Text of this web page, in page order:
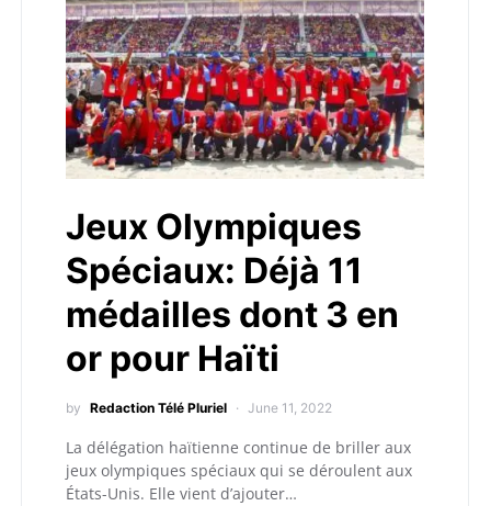
Jeux Olympiques
Spéciaux: Déjà 11
médailles dont 3 en
or pour Haïti
by Redaction Télé Pluriel June 11, 2022
La délégation haïtienne continue de briller aux
jeux olympiques spéciaux qui se déroulent aux
États-Unis. Elle vient d’ajouter…